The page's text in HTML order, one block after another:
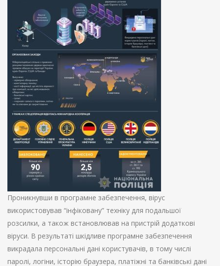
Проникнувши в програмне забезпечення, вірус
використовував “інфіковану” техніку для подальшої
розсилки, а також встановлював на пристрій додаткові
віруси. В результаті шкідливе програмне забезпечення
викрадала персональні дані користувачів, в тому числі
паролі, логіни, історію браузера, платіжні та банківські дані